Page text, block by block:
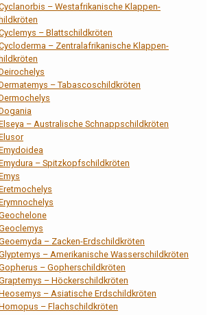
– Westafrikanische Klappen-
– Blattschildkröten
– Zentralafrikanische Klappen-
– Tabascoschildkröten
– Australische Schnappschildkröten
– Spitzkopfschildkröten
– Zacken-Erdschildkröten
– Amerikanische Wasserschildkröten
– Gopherschildkröten
– Höckerschildkröten
– Asiatische Erdschildkröten
– Flachschildkröten